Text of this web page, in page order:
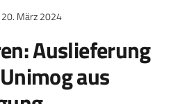
20. März 2024
Auslieferung
aus